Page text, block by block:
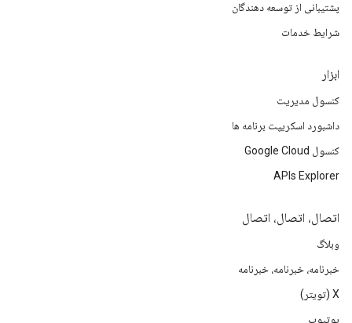
پشتیبانی از توسعه دهندگان
شرایط خدمات
ابزار
کنسول مدیریت
داشبورد اسکریپت برنامه ها
کنسول Google Cloud
APIs Explorer
اتصال، اتصال، اتصال
وبلاگ
خبرنامه، خبرنامه، خبرنامه
X (تویتر)
یوتیوب